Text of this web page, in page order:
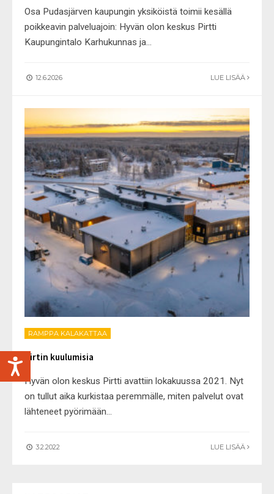
Osa Pudasjärven kaupungin yksiköistä toimii kesällä
poikkeavin palveluajoin: Hyvän olon keskus Pirtti
Kaupungintalo Karhukunnas ja...
12.6.2026 LUE LISÄÄ
RAMPPA KALAKATTAA
Pirtin kuulumisia
Hyvän olon keskus Pirtti avattiin lokakuussa 2021. Nyt
on tullut aika kurkistaa peremmälle, miten palvelut ovat
lähteneet pyörimään...
3.2.2022 LUE LISÄÄ